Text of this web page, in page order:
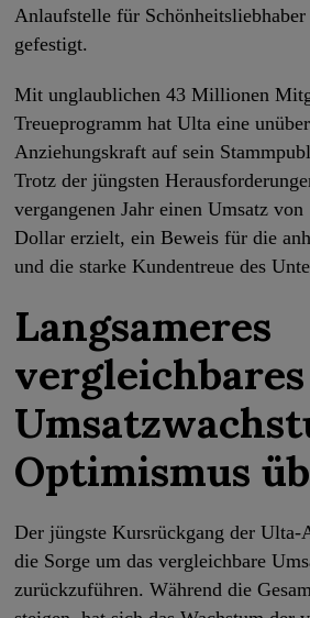
Anlaufstelle für
gefestigt.
Mit unglaublichen 43 Millionen
Treueprogramm hat Ulta eine
Anziehungskraft auf sein
Trotz der jüngsten
vergangenen Jahr einen Umsatz
Dollar erzielt, ein Beweis für die
und die starke Kundentreue des
Langsameres
vergleichbares
Optimismus
Der jüngste Kursrückgang der
die Sorge um das vergleichbare
zurückzuführen. Während die